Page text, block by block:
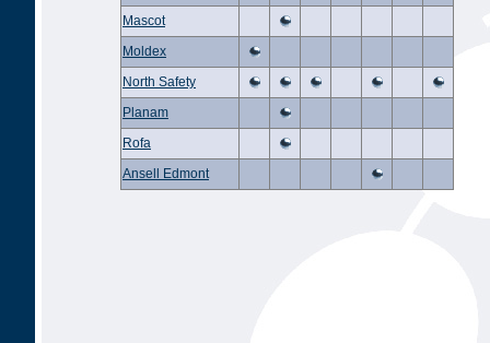
Mascot
Moldex
North Safety
Planam
Rofa
Ansell Edmont